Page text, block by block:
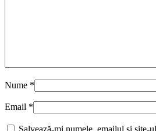
Nume *
Email *